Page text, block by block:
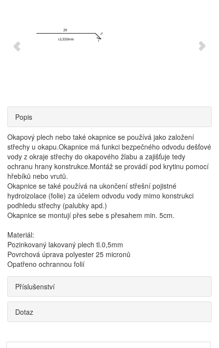
Popis
Okapový plech nebo také okapnice se používá jako založení
střechy u okapu.Okapnice má funkci bezpečného odvodu dešťové
vody z okraje střechy do okapového žlabu a zajišťuje tedy
ochranu hrany konstrukce.Montáž se provádí pod krytinu pomocí
hřebíků nebo vrutů.
Okapnice se také používá na ukončení střešní pojistné
hydroizolace (folie) za účelem odvodu vody mimo konstrukci
podhledu střechy (palubky apd.)
Okapnice se montují přes sebe s přesahem min. 5cm.
Materiál:
Pozinkovaný lakovaný plech tl.0,5mm
Povrchová úprava polyester 25 micronů
Opatřeno ochrannou folií
Příslušenství
Dotaz